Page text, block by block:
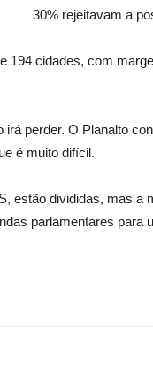
30% rejeitavam a
194 cidades, com
perder. O Planalto
é muito difícil.
estão divididas, mas a
parlamentares para